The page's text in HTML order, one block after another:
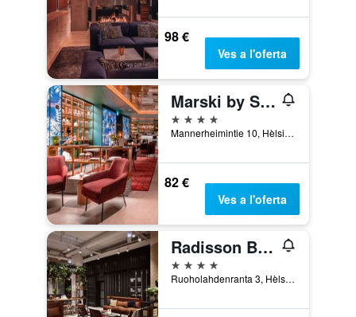
98 €
Ves a l'oferta
Marski by Scandic
4 estrelles
Mannerheimintie 10, Hèlsinki, Uusimaa, Finlàndia
82 €
Ves a l'oferta
Radisson Blu Seaside Hotel, Helsinki
4 estrelles
Ruoholahdenranta 3, Hèlsinki, Uusimaa, Finlàndia